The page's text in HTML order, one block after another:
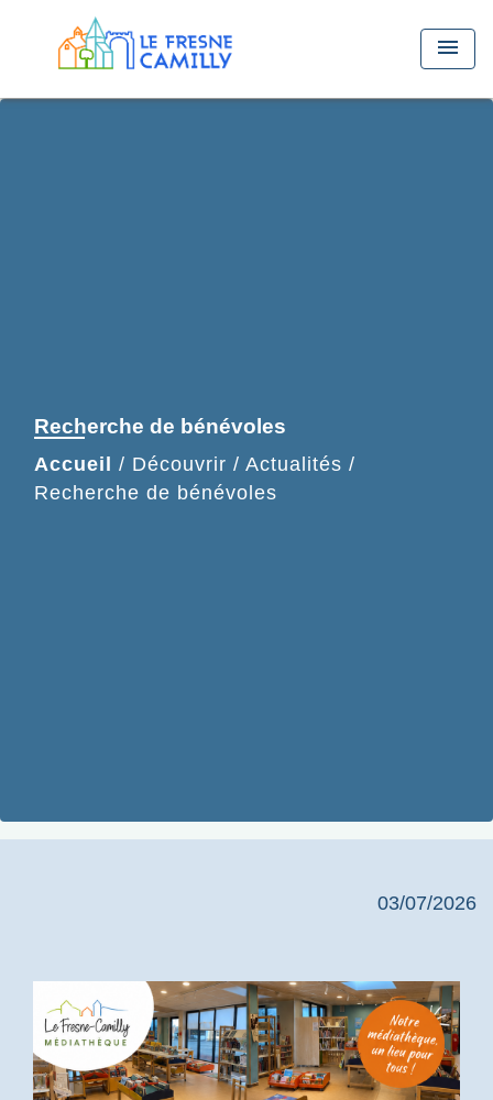
menu
Recherche de bénévoles
Accueil / Découvrir / Actualités /
Recherche de bénévoles
03/07/2026